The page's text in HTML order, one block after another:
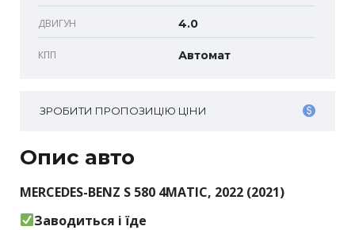
ДВИГУН 4.0
КПП Автомат
ЗРОБИТИ ПРОПОЗИЦІЮ ЦІНИ
Опис авто
MERCEDES-BENZ S 580 4MATIC, 2022 (2021)
Заводиться і їде